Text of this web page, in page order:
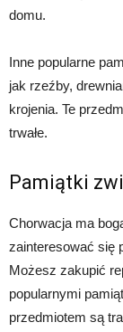
domu.
Inne popularne
jak rzeźby,
krojenia. Te
trwałe.
Pamiątki
Chorwacja ma
zainteresować się
Możesz zakupić
popularnymi
przedmiotem są